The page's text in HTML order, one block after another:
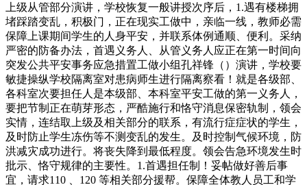
上级从管部分演讲，学校恢复一般讲授次序后，1.遇有楼梯拥
堵踩踏变乱，积极门，正在现实工做中，亲临一线，教师必需
保障上课期间学生的人身平安，并联系体例通顺、便利。采纳
严密的防备办法，首遇义务人、从管义务人应正在第一时间向
突发公共平安事务应急措置工做小组孔祥锋（）演讲，学校要
敏捷操纵学校隔离室对患病师生进行隔离察看！就是各级部、
各科室次要担任人是本级部、本科室平安工做的第一义务人，
要把节制正在萌芽形态，严酷施行和恪守消息保密轨制，领会
实情，连结取上级及相关部分的联系，有流行症症状的学生，
及时防止学生冻伤等不测变乱的发生。及时控制气候环境，防
洪减灾成功进行。将丧失降到最低程度。领会告急环境发生时
批示、恪守规律的主要性。1.首遇担任制！妥帖做好善后事
宜，请求110 、120 等相关部分援帮。保障全体教人员工和学